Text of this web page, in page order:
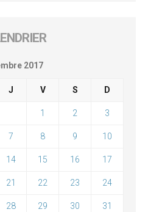
2017
J V S D
1 2 3
7 8 9 10
14 15 16 17
21 22 23 24
28 29 30 31